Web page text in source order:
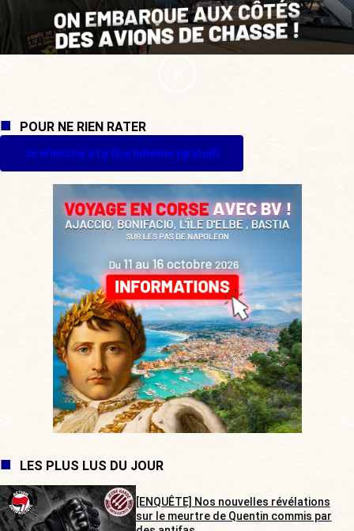
POUR NE RIEN RATER
Je m'inscris à La Quotidienne (gratuit)
LES PLUS LUS DU JOUR
[ENQUÊTE] Nos nouvelles révélations
sur le meurtre de Quentin commis par